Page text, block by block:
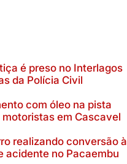
é preso no Interlagos
da Polícia Civil
com óleo na pista
em Cascavel
realizando conversão à
acidente no Pacaembu